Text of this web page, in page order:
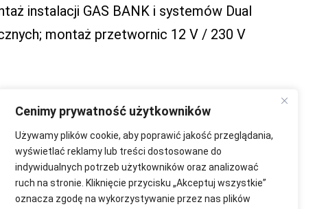
Cenimy prywatność użytkowników
Używamy plików cookie, aby poprawić jakość przeglądania,
wyświetlać reklamy lub treści dostosowane do
indywidualnych potrzeb użytkowników oraz analizować
ruch na stronie. Kliknięcie przycisku „Akceptuj wszystkie”
oznacza zgodę na wykorzystywanie przez nas plików
instalacji GAS BANK i systemów Dual
montaż przetwornic 12 V / 230 V